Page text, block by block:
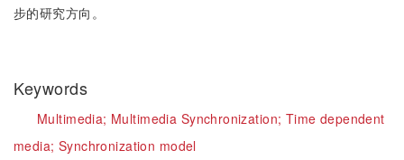
步的研究方向。
Keywords
Multimedia; Multimedia Synchronization; Time dependent
media; Synchronization model